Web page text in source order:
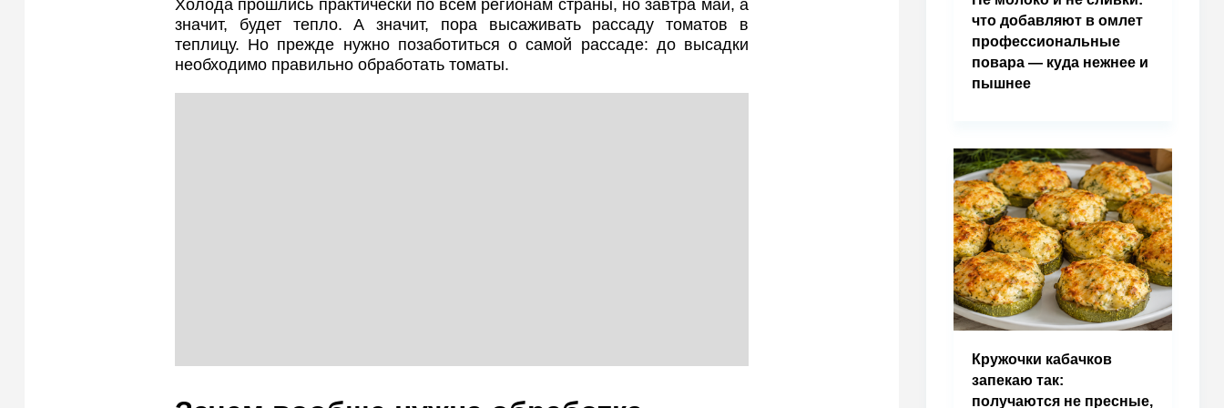
Холода прошлись практически по всем регионам страны, но завтра май, а
значит, будет тепло. А значит, пора высаживать рассаду томатов в
теплицу. Но прежде нужно позаботиться о самой рассаде: до высадки
необходимо правильно обработать томаты.
что добавляют в омлет
профессиональные
повара — куда нежнее и
пышнее
Кружочки кабачков
запекаю так:
получаются не пресные,